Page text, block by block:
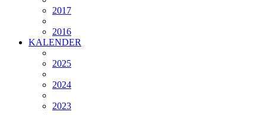
2017
2016
KALENDER
2025
2024
2023